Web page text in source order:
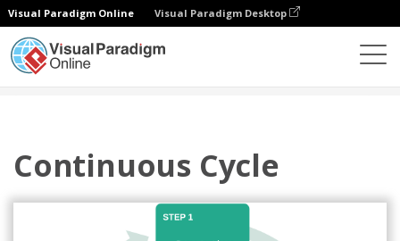
Visual Paradigm Online Visual Paradigm Desktop
Continuous Cycle